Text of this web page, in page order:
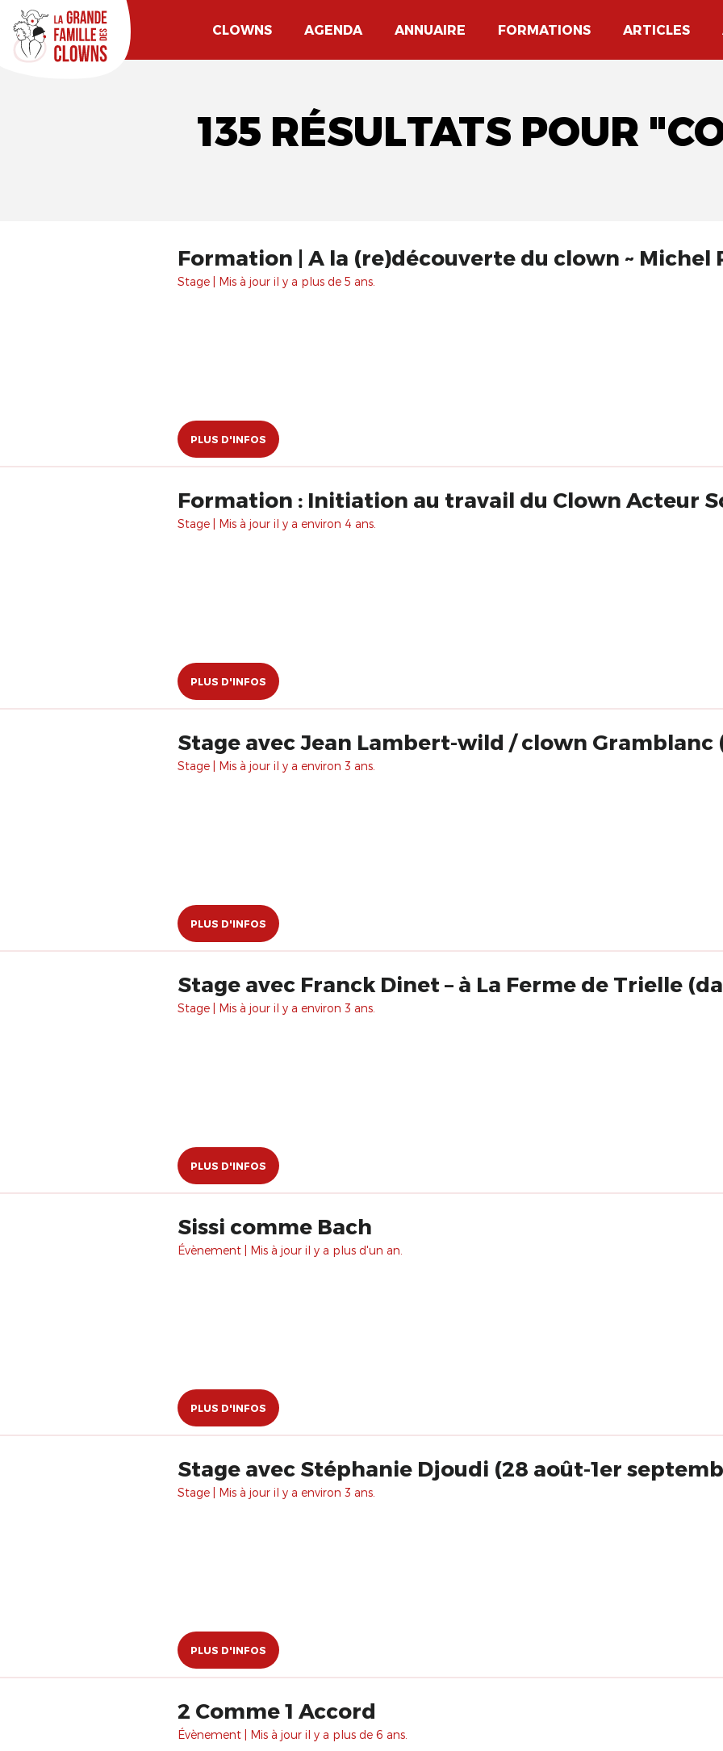
CLOWNS AGENDA ANNUAIRE FORMATIONS ARTICLES
135 RÉSULTATS POUR
Formation | A la (re)découverte du clown ~ Michel
Stage | Mis à jour il y a plus de 5 ans.
PLUS D'INFOS
Formation : Initiation au travail du Clown Acteur
Stage | Mis à jour il y a environ 4 ans.
PLUS D'INFOS
Stage avec Jean Lambert-wild / clown Gramblanc
Stage | Mis à jour il y a environ 3 ans.
PLUS D'INFOS
Stage avec Franck Dinet – à La Ferme de Trielle
Stage | Mis à jour il y a environ 3 ans.
PLUS D'INFOS
Sissi comme Bach
Évènement | Mis à jour il y a plus d'un an.
PLUS D'INFOS
Stage avec Stéphanie Djoudi (28 août-1er
Stage | Mis à jour il y a environ 3 ans.
PLUS D'INFOS
2 Comme 1 Accord
Évènement | Mis à jour il y a plus de 6 ans.